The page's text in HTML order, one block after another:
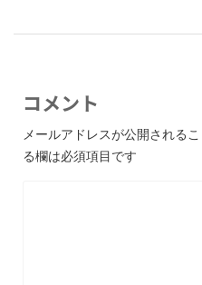
コメント
メールアドレスが公開されるこ
る欄は必須項目です